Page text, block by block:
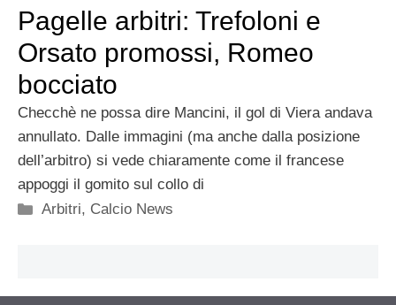
Pagelle arbitri: Trefoloni e
Orsato promossi, Romeo
bocciato
Checchè ne possa dire Mancini, il gol di Viera andava
annullato. Dalle immagini (ma anche dalla posizione
dell’arbitro) si vede chiaramente come il francese
appoggi il gomito sul collo di
Categorie
Arbitri, Calcio News